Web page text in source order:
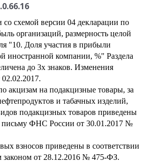
со схемой версии 04 декларации по
организаций, размерность целой
"10. Доля участия в прибыли
иностранной компании, %" Раздела
до 3х знаков. Изменения
акцизам на подакцизные товары, за
и табачных изделий,
подакцизных товаров приведены
письму ФНС России от 30.01.2017 №
взносов приведены в соответствии
законом от 28.12.2016 № 475-ФЗ.